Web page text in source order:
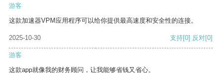
游客
这款加速器VPM应用程序可以给你提供最高速度和安全性的连接。
2025-10-30 支持[0] 反对[0]
游客
这款app就像我的财务顾问，让我能够省钱又省心。